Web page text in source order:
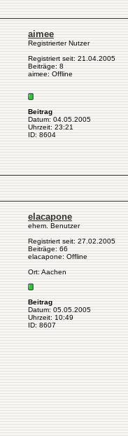
aimee
Registrierter Nutzer
Registriert seit: 21.04.2005
Beiträge: 8
aimee: Offline
Beitrag
Datum: 04.05.2005
Uhrzeit: 23:21
ID: 8604
elacapone
ehem. Benutzer
Registriert seit: 27.02.2005
Beiträge: 66
elacapone: Offline
Ort: Aachen
Beitrag
Datum: 05.05.2005
Uhrzeit: 10:49
ID: 8607